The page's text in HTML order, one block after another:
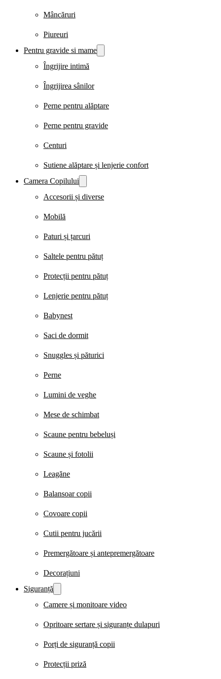
Mâncăruri
Piureuri
Pentru gravide si mame
Îngrijire intimă
Îngrijirea sânilor
Perne pentru alăptare
Perne pentru gravide
Centuri
Sutiene alăptare și lenjerie confort
Camera Copilului
Accesorii și diverse
Mobilă
Paturi și țarcuri
Saltele pentru pătuț
Protecții pentru pătuț
Lenjerie pentru pătuț
Babynest
Saci de dormit
Snuggles și păturici
Perne
Lumini de veghe
Mese de schimbat
Scaune pentru bebeluși
Scaune și fotolii
Leagăne
Balansoar copii
Covoare copii
Cutii pentru jucării
Premergătoare și antepremergătoare
Decorațiuni
Siguranță
Camere și monitoare video
Opritoare sertare și siguranțe dulapuri
Porți de siguranță copii
Protecții priză